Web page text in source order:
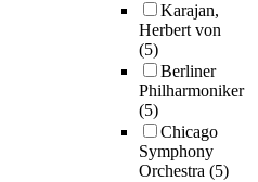
Karajan,
Herbert von
(5)
Berliner
Philharmoniker
(5)
Chicago
Symphony
Orchestra (5)